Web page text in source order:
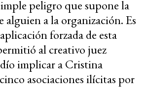
peligro que supone la
alguien a la organización. Es
forzada de esta
al creativo juez
implicar a Cristina
asociaciones ilícitas por